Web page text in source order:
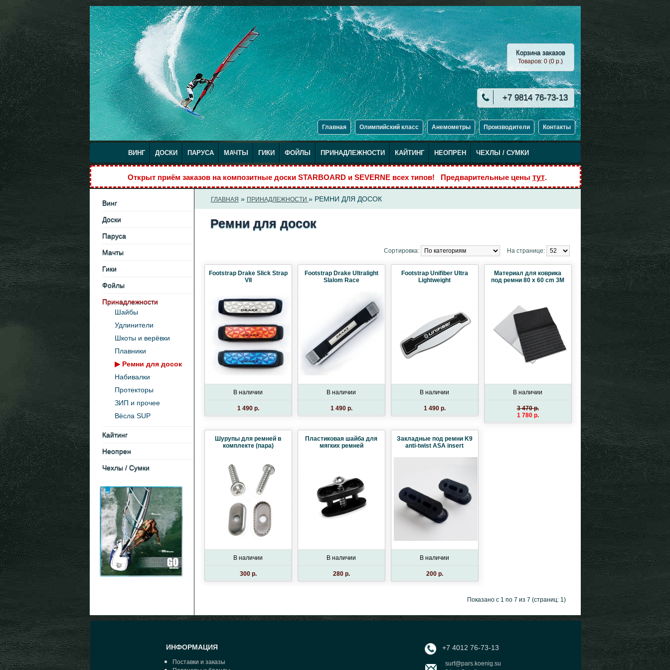
Корзина заказов
Товаров: 0 (0 p.)
+7 9814 76-73-13
Главная Олимпийский класс Анемометры Производители Контакты
ВИНГ ДОСКИ ПАРУСА МАЧТЫ ГИКИ ФОЙЛЫ ПРИНАДЛЕЖНОСТИ КАЙТИНГ НЕОПРЕН ЧЕХЛЫ / CУМКИ
Открыт приём заказов на композитные доски STARBOARD и SEVERNE всех типов! Предварительные цены тут.
Винг
Доски
Паруса
Мачты
Гики
Фойлы
Принадлежности
Шайбы
Удлинители
Шкоты и верёвки
Плавники
▶ Ремни для досок
Набивалки
Протекторы
ЗИП и прочее
Вёсла SUP
Кайтинг
Неопрен
Чехлы / Cумки
ГЛАВНАЯ » ПРИНАДЛЕЖНОСТИ » РЕМНИ ДЛЯ ДОСОК
Ремни для досок
На странице:
Сортировка:
Footstrap Drake Slick Strap
VII
В наличии
1 490 p.
Footstrap Drake Ultralight
Slalom Race
В наличии
1 490 p.
Footstrap Unifiber Ultra
Lightweight
В наличии
1 490 p.
Материал для коврика
под ремни 80 х 60 cm 3M
В наличии
3 470 p.
1 780 p.
Шурупы для ремней в
комплекте (пара)
В наличии
300 p.
Пластиковая шайба для
мягких ремней
В наличии
280 p.
Закладные под ремни K9
anti-twist ASA insert
В наличии
200 p.
Показано с 1 по 7 из 7 (страниц: 1)
ИНФОРМАЦИЯ
Поставки и заказы
+7 4012 76-73-13
surf@pars.koenig.su